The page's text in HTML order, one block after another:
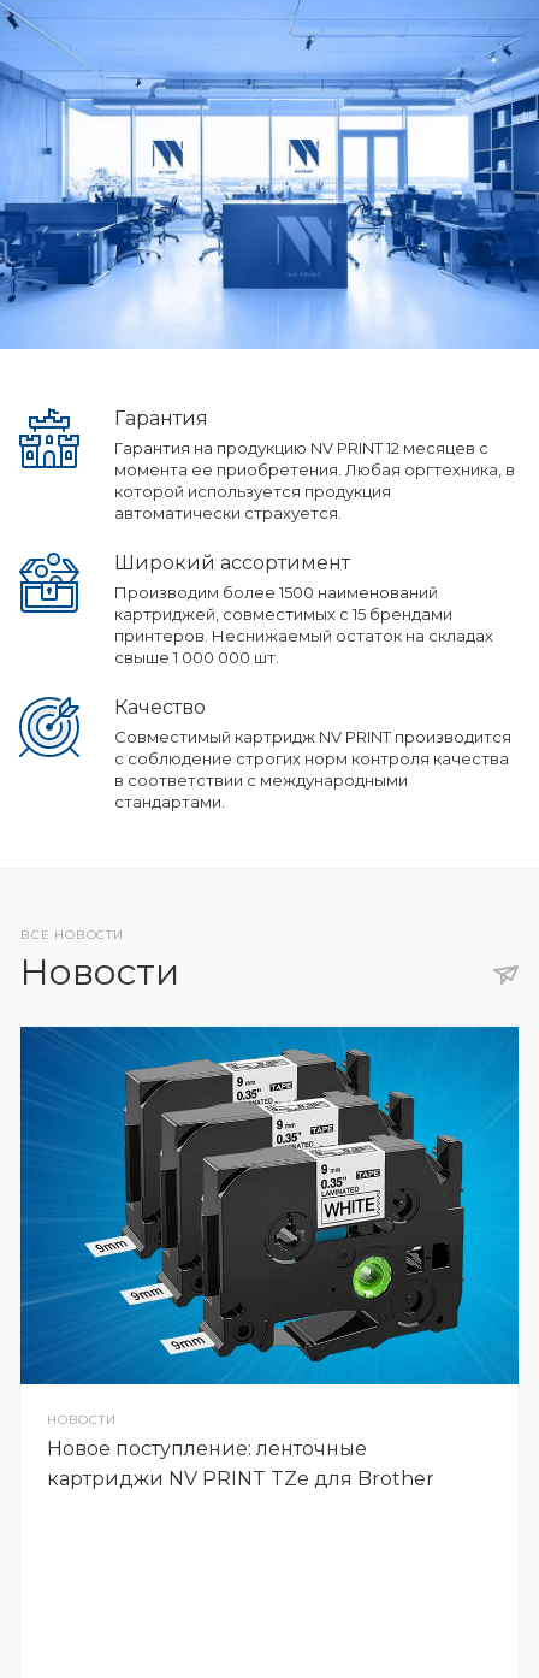
Гарантия
Гарантия на продукцию NV PRINT 12 месяцев с
момента ее приобретения. Любая оргтехника, в
которой используется продукция
автоматически страхуется.
Широкий ассортимент
Производим более 1500 наименований
картриджей, совместимых с 15 брендами
принтеров. Неснижаемый остаток на складах
свыше 1 000 000 шт.
Качество
Совместимый картридж NV PRINT производится
с соблюдение строгих норм контроля качества
в соответствии с международными
стандартами.
ВСЕ НОВОСТИ
Новости
НОВОСТИ
Новое поступление: ленточные
картриджи NV PRINT TZe для Brother